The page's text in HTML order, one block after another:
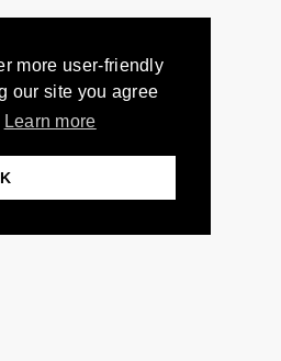
more user-friendly
our site you agree
Learn more